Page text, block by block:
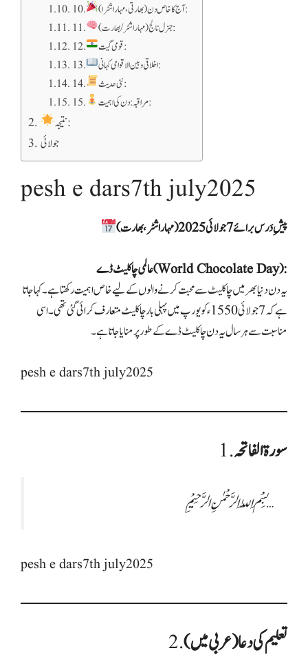
10.
آج کا خاص دن (بھارتی، مہاراشٹرا):
11.
جنرل نالج (مہاراشٹر/بھارت):
12.
قومی گیت:
13.
اخلاقی و بین الاقوامی کہانی:
14.
نئی حدیث:
15.
مراقبہ: دن کی اہمیت:
نتیجہ:
جولائی
pesh e dars7th july2025
پیشِ دَرس برائے 7 جولائی 2025 (مہاراشٹر، بھارت)
عالمی چاکلیٹ ڈے (World Chocolate Day):
یہ دن دنیا بھر میں چاکلیٹ سے محبت کرنے والوں کے لیے خاص اہمیت رکھتا ہے۔ کہا جاتا
ہے کہ 7 جولائی 1550ء کو یورپ میں پہلی بار چاکلیٹ متعارف کرائی گئی تھی۔ اسی
مناسبت سے ہر سال یہ دن چاکلیٹ ڈے کے طور پر منایا جاتا ہے۔
pesh e dars7th july2025
1.سورۃ الفاتحہ
بِسْمِ اللّٰہِ الرَّحْمٰنِ الرَّحِیْمِ …
pesh e dars7th july2025
2.تعلیم کی دعا (عربی میں)